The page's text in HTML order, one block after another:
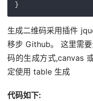
生成二维码采用插件
移步 Github。 这里需
码的生成方式,canvas
定使用 table 生成
代码如下: